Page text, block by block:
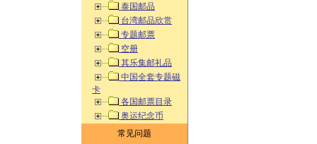
泰国邮品
台湾邮品欣赏
专题邮票
空册
其乐集邮礼品
中国全套专题磁
卡
各国邮票目录
奥运纪念币
常见问题